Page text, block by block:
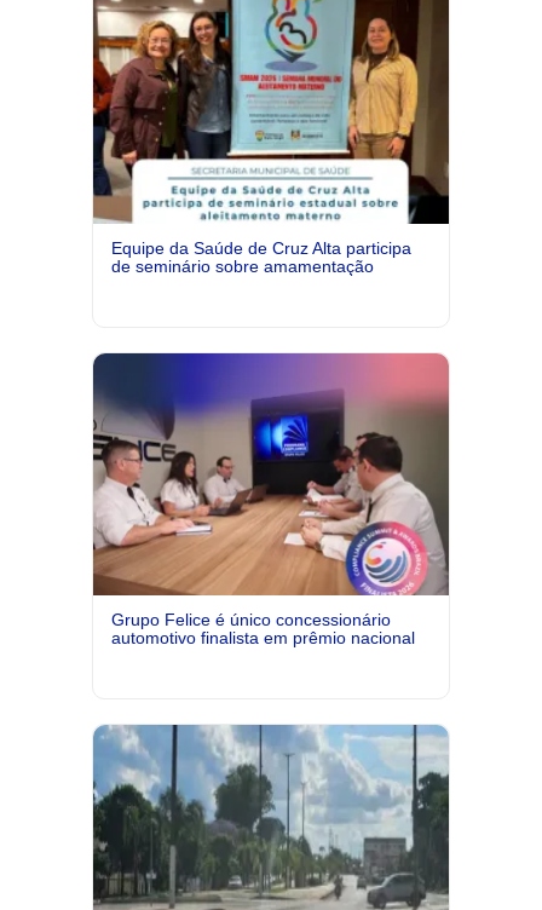
Equipe da Saúde de Cruz Alta participa
de seminário sobre amamentação
Grupo Felice é único concessionário
automotivo finalista em prêmio nacional